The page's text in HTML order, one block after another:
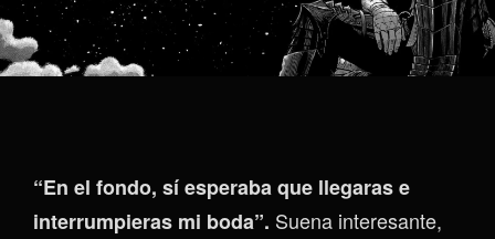
“En el fondo, sí esperaba que llegaras e
interrumpieras mi boda”. Suena interesante,